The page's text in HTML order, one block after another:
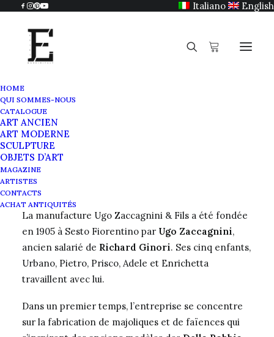
Italiano English
HOME
QUI SOMMES-NOUS
CATALOGUE
ART ANCIEN
ART MODERNE
SCULPTURE
OBJETS D’ART
MAGAZINE
ARTISTES
CONTACTS
ACHAT ANTIQUITÉS
Manufacture Zaccagnini & fils
La manufacture Ugo Zaccagnini & Fils a été fondée
en 1905 à Sesto Fiorentino par Ugo Zaccagnini,
ancien salarié de Richard Ginori. Ses cinq enfants,
Urbano, Pietro, Prisco, Adele et Enrichetta
travaillent avec lui.
Dans un premier temps, l’entreprise se concentre
sur la fabrication de majoliques et de faïences qui